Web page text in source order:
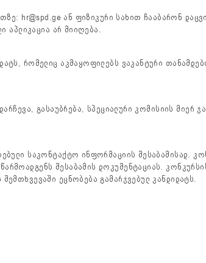
hr@spd.ge ან ფიზიკური სახით ჩააბარონ
აპლიკაცია არ მიიღება.
რომელიც აკმაყოფილებს ვაკანტური
გასაუბრება, სპეციალური კომისიის
საკონტაქტო ინფორმაციის შესაბამისად.
შესაბამის დოკუმენტაციას.
ეცნობება გამარჯვებულ კანდიდატს.